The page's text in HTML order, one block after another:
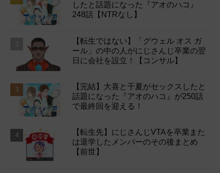
したと話題になった『アオのハコ』
248話【NTRなし】
【転生ではない】「グウェル オス ガ
ール」の中の人がにじさんじ卒業の翌
日に会社を設立！【コンサル】
【完結】大喜と千夏がセックスしたと
話題になった『アオのハコ』が250話
で最終回を迎える！
【転生先】にじさんじVTAを卒業また
は退学したメンバーのその後まとめ
【前世】